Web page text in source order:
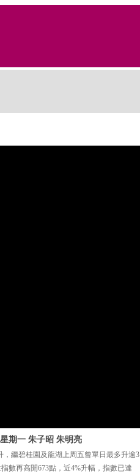
期一 朱子昭 朱明亮
繼碧桂園及龍湖上周五曾單日最多升逾3
數再高開673點，近4%升幅，指數已達